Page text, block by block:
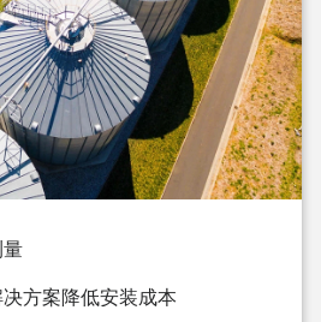
方案降低安装成本